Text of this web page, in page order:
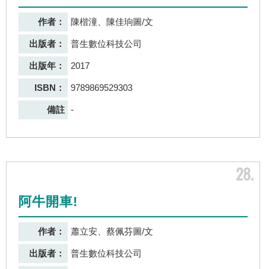
作者： 陳楷潼、陳佳珦圖/文
出版者： 普生數位科技公司
出版年： 2017
ISBN： 9789869529303
備註 -
28
阿牛開車!
作者： 蕭立安、蔡佩芬圖/文
出版者： 普生數位科技公司